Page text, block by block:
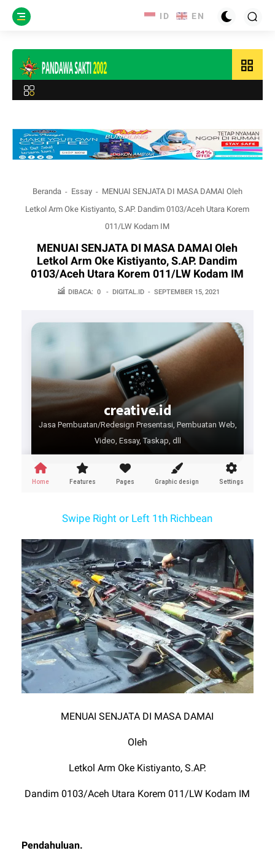
grid_view
Beranda Essay
MENUAI SENJATA DI MASA DAMAI Oleh
Letkol Arm Oke Kistiyanto, S.AP. Dandim 0103/Aceh Utara Korem
011/LW Kodam IM
MENUAI SENJATA DI MASA DAMAI Oleh
Letkol Arm Oke Kistiyanto, S.AP. Dandim
0103/Aceh Utara Korem 011/LW Kodam IM
DIBACA: 0 - DIGITAL.ID - SEPTEMBER 15, 2021
Swipe Right or Left 1th Richbean
MENUAI SENJATA DI MASA DAMAI
Oleh
Letkol Arm Oke Kistiyanto, S.AP.
Dandim 0103/Aceh Utara Korem 011/LW Kodam IM
Pendahuluan.